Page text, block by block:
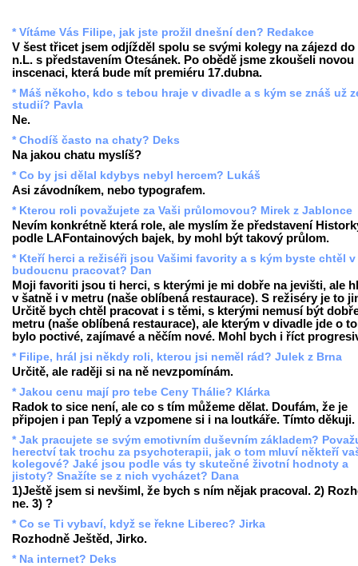
* Vítáme Vás Filipe, jak jste prožil dnešní den? Redakce
V šest třicet jsem odjížděl spolu se svými kolegy na zájezd do
n.L. s představením Otesánek. Po obědě jsme zkoušeli novou
inscenaci, která bude mít premiéru 17.dubna.
* Máš někoho, kdo s tebou hraje v divadle a s kým se znáš už
studií? Pavla
Ne.
* Chodíš často na chaty? Deks
Na jakou chatu myslíš?
* Co by jsi dělal kdybys nebyl hercem? Lukáš
Asi závodníkem, nebo typografem.
* Kterou roli považujete za Vaši průlomovou? Mirek z Jablonce
Nevím konkrétně která role, ale myslím že představení
podle LAFontainových bajek, by mohl být takový průlom.
* Kteří herci a režiséři jsou Vašimi favority a s kým byste chtěl v
budoucnu pracovat? Dan
Moji favoriti jsou ti herci, s kterými je mi dobře na jevišti, ale
v šatně i v metru (naše oblíbená restaurace). S režiséry je to
Určitě bych chtěl pracovat i s těmi, s kterými nemusí být
metru (naše oblíbená restaurace), ale kterým v divadle jde o
bylo poctivé, zajímavé a něčím nové. Mohl bych i říct
* Filipe, hrál jsi někdy roli, kterou jsi neměl rád? Julek z Brna
Určitě, ale raději si na ně nevzpomínám.
* Jakou cenu mají pro tebe Ceny Thálie? Klárka
Radok to sice není, ale co s tím můžeme dělat. Doufám, že je
připojen i pan Teplý a vzpomene si i na loutkáře. Tímto děkuji.
* Jak pracujete se svým emotivním duševním základem?
herectví tak trochu za psychoterapii, jak o tom mluví někteří
kolegové? Jaké jsou podle vás ty skutečné životní hodnoty a
jistoty? Snažíte se z nich vycházet? Dana
1)Ještě jsem si nevšiml, že bych s ním nějak pracoval. 2)
ne. 3) ?
* Co se Ti vybaví, když se řekne Liberec? Jirka
Rozhodně Ještěd, Jirko.
* Na internet? Deks